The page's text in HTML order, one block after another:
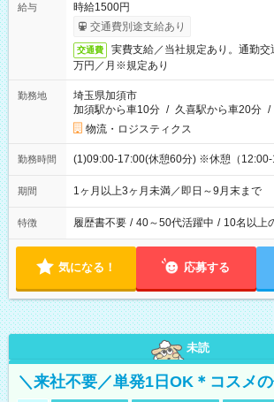
給与
時給1500円
交通費別途支給あり
交通費
実費支給／当社規定あり。通勤
万円／月※規定あり
勤務地
埼玉県加須市
加須駅から車10分 / 久喜駅から車20分 /
物流・ロジスティクス
勤務時間 (1)09:00-17:00(休憩60分) ※休憩（12:00-
期間 1ヶ月以上3ヶ月未満／即日～9月末まで
特徴 履歴書不要 / 40～50代活躍中 / 10名以上
気になる！ 応募する
未読
＼来社不要／単発1日OK＊コスメ